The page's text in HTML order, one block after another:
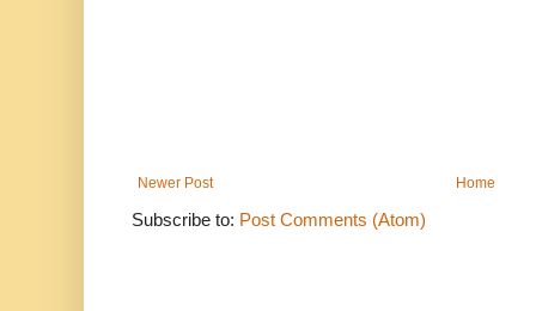
Newer Post Home
Subscribe to: Post Comments (Atom)